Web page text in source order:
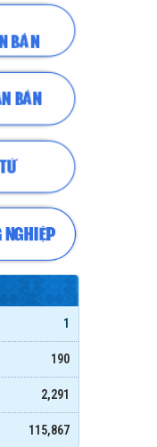
1
190
2,291
115,867